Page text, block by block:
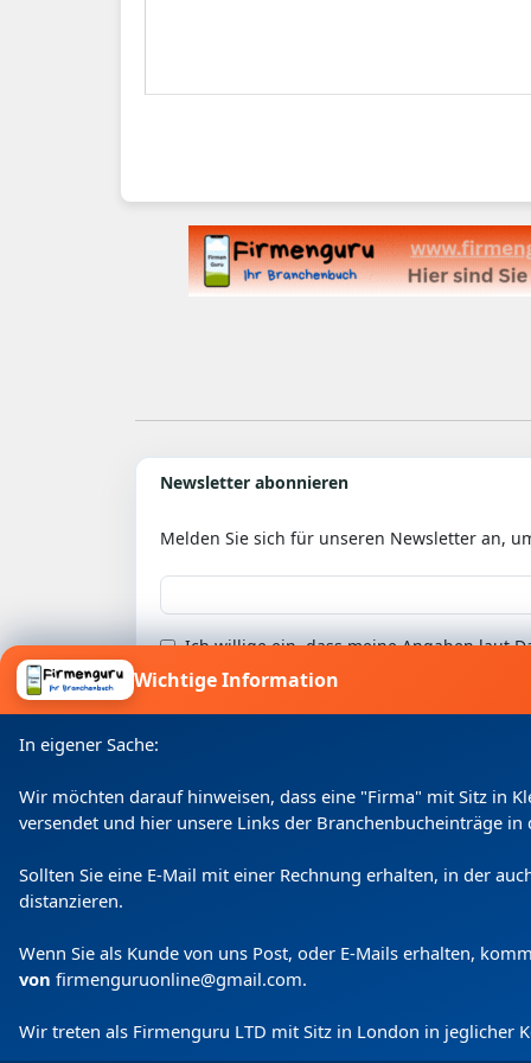
Newsletter abonnieren
Melden Sie sich für unseren Newsletter an,
Ich willige ein, dass meine Angaben laut
Wichtige Information
In eigener Sache:
Wir möchten darauf hinweisen, dass eine "Firma" mit Sitz in
versendet und hier unsere Links der Branchenbucheinträge in
Sollten Sie eine E-Mail mit einer Rechnung erhalten, in der
distanzieren.
Wenn Sie als Kunde von uns Post, oder E-Mails erhalten,
von firmenguruonline@gmail.com.
Wir treten als Firmenguru LTD mit Sitz in London in jeglicher